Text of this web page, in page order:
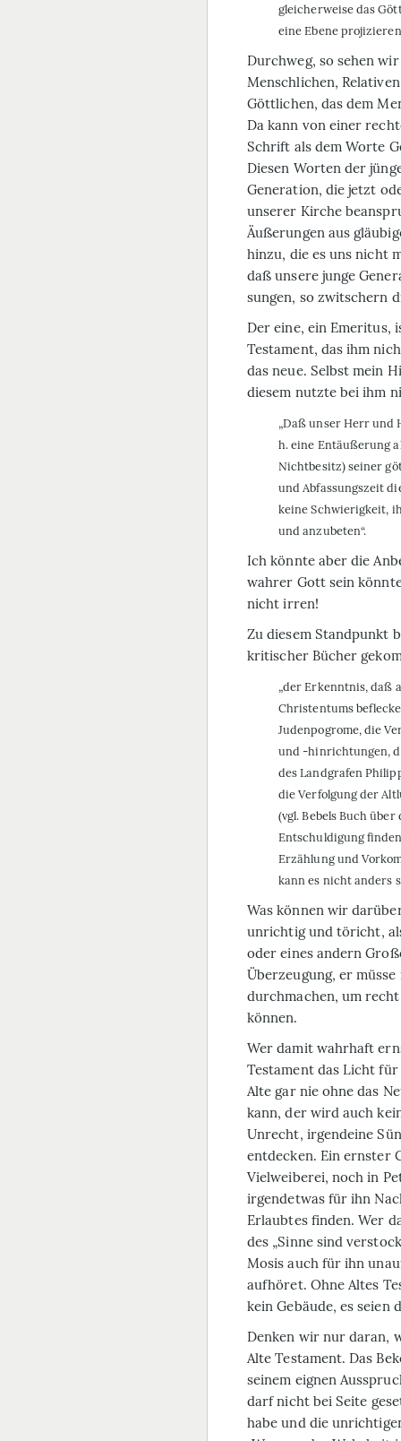
gleicherweise das
eine Ebene
Durchweg, so sehen
Menschlichen,
Göttlichen, das dem
Da kann von einer
Schrift als dem Worte
Diesen Worten der
Generation, die jetzt
unserer Kirche
Äußerungen aus
hinzu, die es uns nicht
daß unsere junge
sungen, so zwitschern
Der eine, ein Emeritus,
Testament, das ihm
das neue. Selbst mein
diesem nutzte bei ihm
„Daß unser Herr und
h. eine Entäußerung
Nichtbesitz) seiner
und Abfassungszeit
keine Schwierigkeit,
und anzubeten“.
Ich könnte aber die
wahrer Gott sein
nicht irren!
Zu diesem Standpunkt
kritischer Bücher
„der Erkenntnis, daß
Christentums
Judenpogrome, die
und -hinrichtungen,
des Landgrafen
die Verfolgung der
(vgl. Bebels Buch
Entschuldigung
Erzählung und
kann es nicht anders
Was können wir
unrichtig und töricht,
oder eines andern
Überzeugung, er
durchmachen, um
können.
Wer damit wahrhaft
Testament das Licht
Alte gar nie ohne das
kann, der wird auch
Unrecht, irgendeine
entdecken. Ein ernster
Vielweiberei, noch in
irgendetwas für ihn
Erlaubtes finden. Wer
des „Sinne sind
Mosis auch für ihn
aufhöret. Ohne Altes
kein Gebäude, es
Denken wir nur daran,
Alte Testament. Das
seinem eignen
darf nicht bei Seite
habe und die